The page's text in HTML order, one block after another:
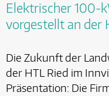
Elektrischer 100-
vorgestellt an der
Die Zukunft der
der HTL Ried im
Präsentation: Die